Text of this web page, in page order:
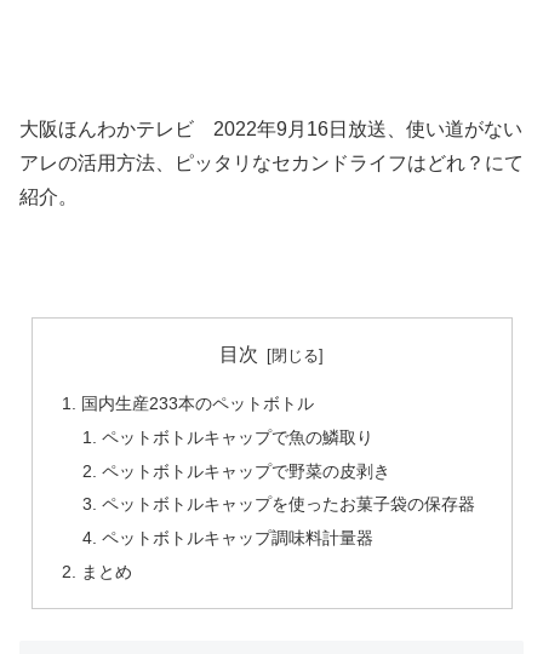
大阪ほんわかテレビ 2022年9月16日放送、使い道がない
アレの活用方法、ピッタリなセカンドライフはどれ？にて
紹介。
目次
国内生産233本のペットボトル
ペットボトルキャップで魚の鱗取り
ペットボトルキャップで野菜の皮剥き
ペットボトルキャップを使ったお菓子袋の保存器
ペットボトルキャップ調味料計量器
まとめ